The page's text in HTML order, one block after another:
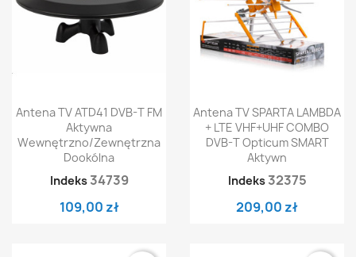
Antena TV ATD41 DVB-T FM
Aktywna
Wewnętrzno/zewnętrzna
Dookólna
Indeks 34739
109,00 zł
Antena TV SPARTA LAMBDA
+ LTE VHF+UHF COMBO
DVB-T Opticum SMART
Aktywn
Indeks 32375
209,00 zł